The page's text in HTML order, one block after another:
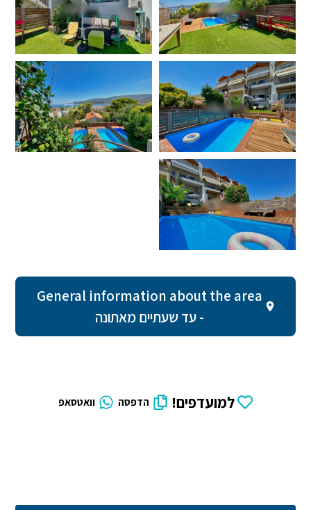
General information about the area
- עד שעתיים מאתונה
למועדפים! הדפסה וואטסאפ